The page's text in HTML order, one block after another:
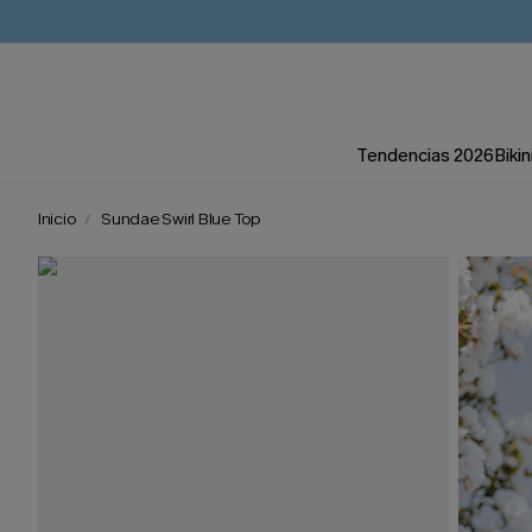
Tendencias 2026
Inicio Sundae Swirl Blue Top